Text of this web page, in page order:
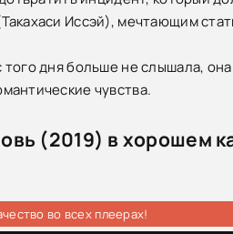
Иссэй), мечтающим
дня больше не слышала,
чувства.
(2019) в хорошем
во всех плеерах!